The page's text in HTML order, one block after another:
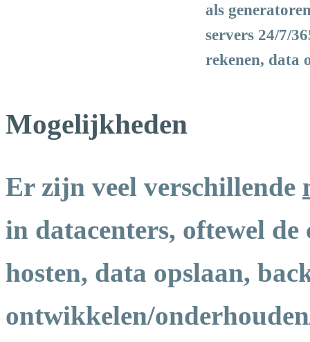
als
servers 24/7/
rekenen, data
Mogelijkheden
Er zijn veel verschillende
in datacenters, oftewel
hosten, data opslaan,
ontwikkelen/